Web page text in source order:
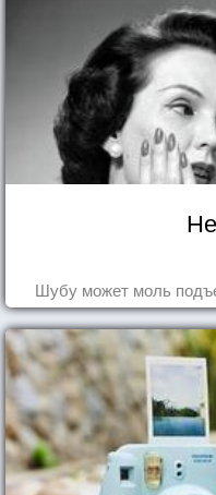
Шубу может моль